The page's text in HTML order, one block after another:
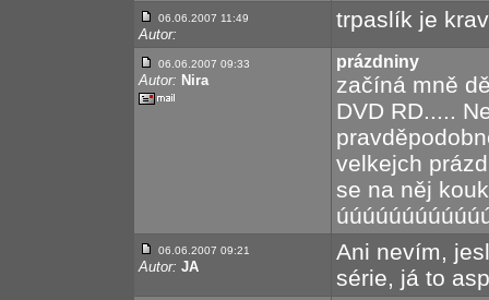
06.06.2007 11:49
Autor:
trpaslík je
06.06.2007 09:33
Autor: Nira
prázdniny
začíná mně
DVD RD.....
velkejch
se na něj
06.06.2007 09:21
Autor: JA
Ani nevím,
série, já to